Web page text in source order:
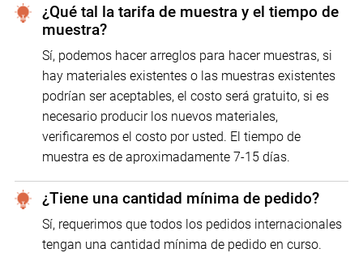
¿Qué tal la tarifa de muestra y el tiempo de
muestra?
Sí, podemos hacer arreglos para hacer muestras, si
hay materiales existentes o las muestras existentes
podrían ser aceptables, el costo será gratuito, si es
necesario producir los nuevos materiales,
verificaremos el costo por usted. El tiempo de
muestra es de aproximadamente 7-15 días.
¿Tiene una cantidad mínima de pedido?
Sí, requerimos que todos los pedidos internacionales
tengan una cantidad mínima de pedido en curso.